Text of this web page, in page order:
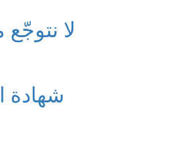
لا
شهادة